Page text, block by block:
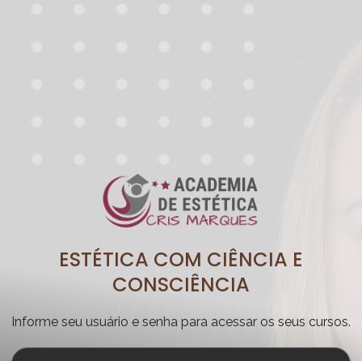
ESTÉTICA COM CIÊNCIA E
CONSCIÊNCIA
Informe seu usuário e senha para acessar os seus cursos.